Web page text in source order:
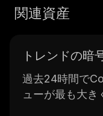
関連資産
トレンドの暗
過去24時間で
ューが最も大き